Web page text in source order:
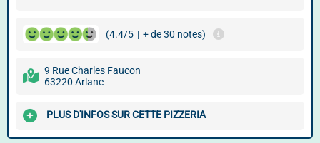
(4.4/5 | + de 30 notes)
9 Rue Charles Faucon
63220 Arlanc
PLUS D'INFOS SUR CETTE PIZZERIA